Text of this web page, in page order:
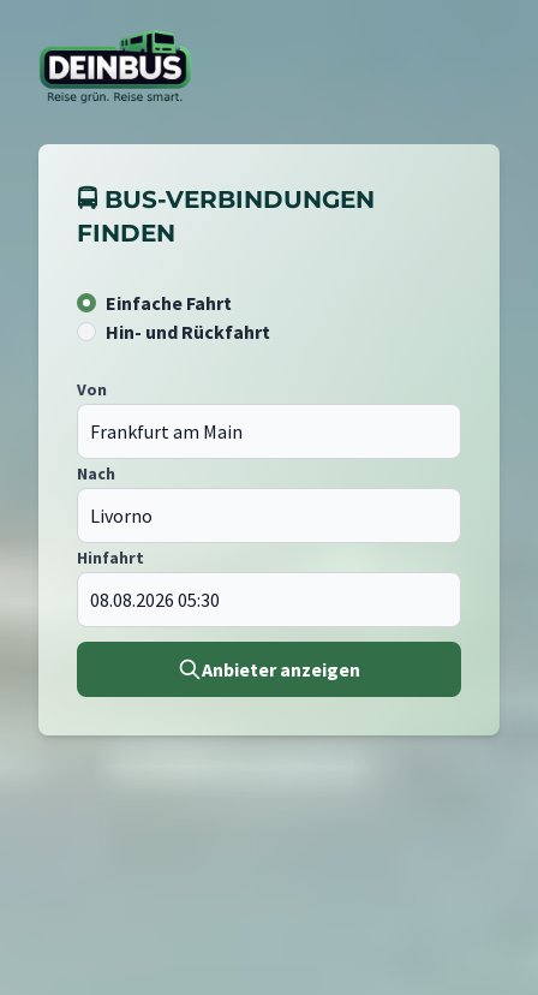
🚍 BUS-VERBINDUNGEN
FINDEN
Einfache Fahrt
Hin- und Rückfahrt
Von
Nach
Hinfahrt
Anbieter anzeigen